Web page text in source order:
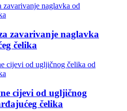
zavarivanje naglavka
čelika
cijevi od ugljičnog
čelika